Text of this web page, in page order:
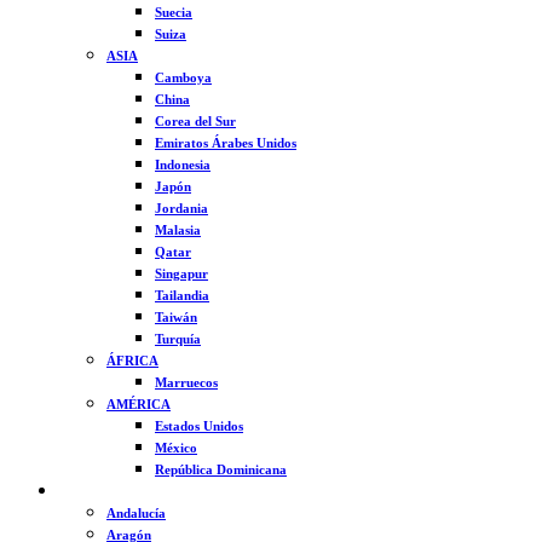
Suecia
Suiza
ASIA
Camboya
China
Corea del Sur
Emiratos Árabes Unidos
Indonesia
Japón
Jordania
Malasia
Qatar
Singapur
Tailandia
Taiwán
Turquía
ÁFRICA
Marruecos
AMÉRICA
Estados Unidos
México
República Dominicana
Andalucía
Aragón